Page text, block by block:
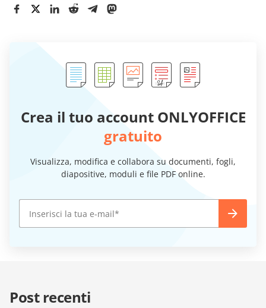
Crea il tuo account ONLYOFFICE
gratuito
Visualizza, modifica e collabora su documenti, fogli,
diapositive, moduli e file PDF online.
Post recenti